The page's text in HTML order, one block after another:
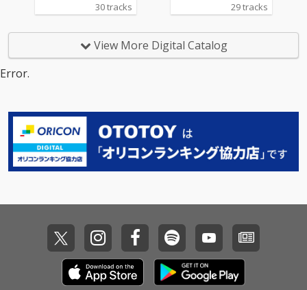
30 tracks 29 tracks
View More Digital Catalog
Error.